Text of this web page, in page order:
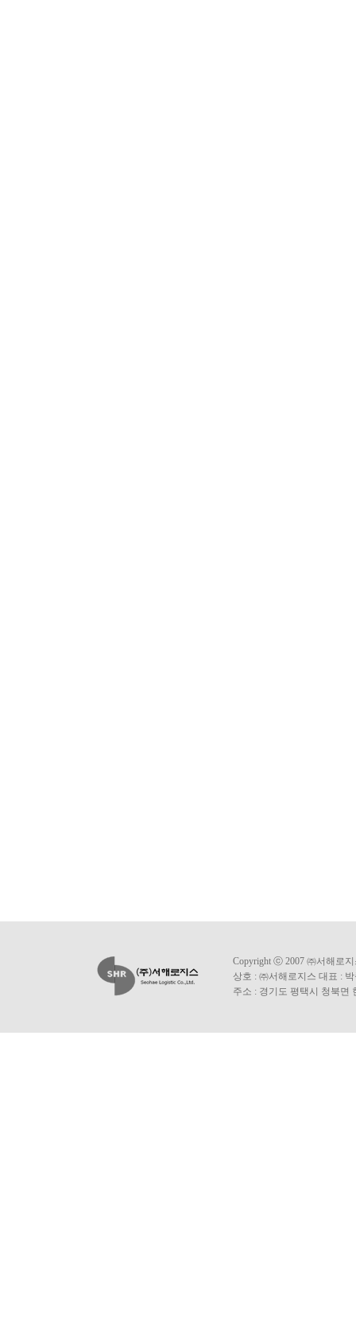
Copyright ⓒ 2007 ㈜서해로지
상호 : ㈜서해로지스 대표 :
주소 : 경기도 평택시 청북면